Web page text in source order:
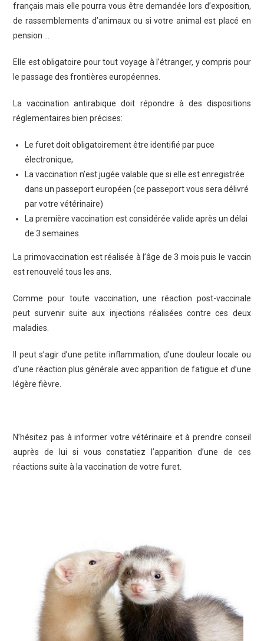
français mais elle pourra vous être demandée lors d’exposition,
de rassemblements d’animaux ou si votre animal est placé en
pension …
Elle est obligatoire pour tout voyage à l’étranger, y compris pour
le passage des frontières européennes.
La vaccination antirabique doit répondre à des dispositions
réglementaires bien précises:
Le furet doit obligatoirement être identifié par puce
électronique,
La vaccination n’est jugée valable que si elle est enregistrée
dans un passeport européen (ce passeport vous sera délivré
par votre vétérinaire)
La première vaccination est considérée valide après un délai
de 3 semaines.
La primovaccination est réalisée à l’âge de 3 mois puis le vaccin
est renouvelé tous les ans.
Comme pour toute vaccination, une réaction post-vaccinale
peut survenir suite aux injections réalisées contre ces deux
maladies.
Il peut s’agir d’une petite inflammation, d’une douleur locale ou
d’une réaction plus générale avec apparition de fatigue et d’une
légère fièvre.
N’hésitez pas à informer votre vétérinaire et à prendre conseil
auprès de lui si vous constatiez l’apparition d’une de ces
réactions suite à la vaccination de votre furet.